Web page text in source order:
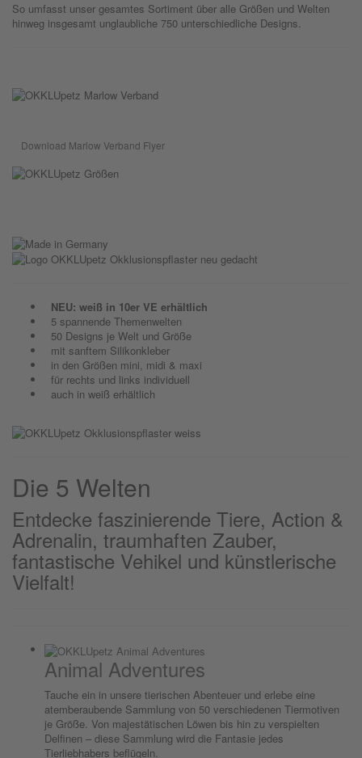
So umfasst unser gesamtes Sortiment über alle Größen und Welten
hinweg insgesamt unglaubliche 750 unterschiedliche Designs.
Download Marlow Verband Flyer
NEU: weiß in 10er VE erhältlich
5 spannende Themenwelten
50 Designs je Welt und Größe
mit sanftem Silikonkleber
in den Größen mini, midi & maxi
für rechts und links individuell
auch in weiß erhältlich
Die 5 Welten
Entdecke faszinierende Tiere, Action &
Adrenalin, traumhaften Zauber,
fantastische Vehikel und künstlerische
Vielfalt!
Animal Adventures
Tauche ein in unsere tierischen Abenteuer und erlebe eine
atemberaubende Sammlung von 50 verschiedenen Tiermotiven
je Größe. Von majestätischen Löwen bis hin zu verspielten
Delfinen – diese Sammlung wird die Fantasie jedes
Tierliebhabers beflügeln.